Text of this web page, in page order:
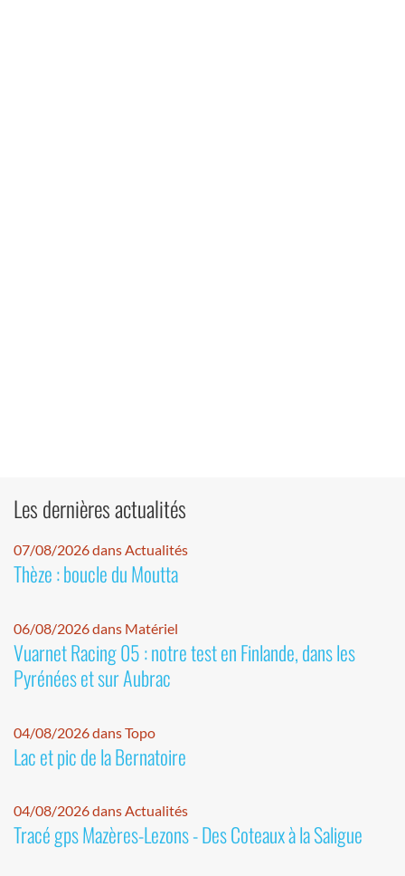
Les dernières actualités
07/08/2026 dans Actualités
Thèze : boucle du Moutta
06/08/2026 dans Matériel
Vuarnet Racing 05 : notre test en Finlande, dans les
Pyrénées et sur Aubrac
04/08/2026 dans Topo
Lac et pic de la Bernatoire
04/08/2026 dans Actualités
Tracé gps Mazères-Lezons - Des Coteaux à la Saligue